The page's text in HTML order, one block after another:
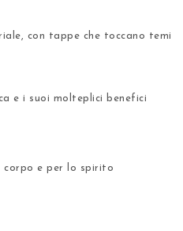
con tappe che toccano temi
e i suoi molteplici benefici
corpo e per lo spirito